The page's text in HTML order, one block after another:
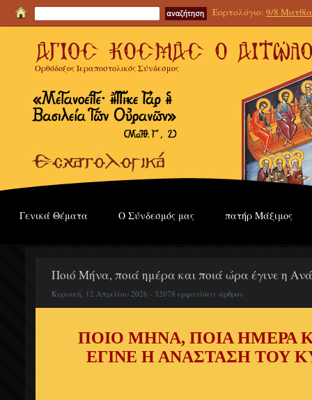
Εορτολόγιο: 9/8
Ορθόδοξος Ιεραποστολικός Σύνδεσμος
Γενικά Θέματα Ο Σύνδεσμός μας πατήρ Μάξιμος
Ποιό Μήνα, ποιά ημέρα και ποιά ώρα έγινε η
Κυριακή, 12 Απριλίου 2026 - 32078 εμφανίσεις άρθρου
ΠΟΙΟ ΜΗΝΑ, ΠΟΙΑ ΗΜΕΡΑ
ΕΓΙΝΕ Η ΑΝΑΣΤΑΣΗ ΤΟΥ